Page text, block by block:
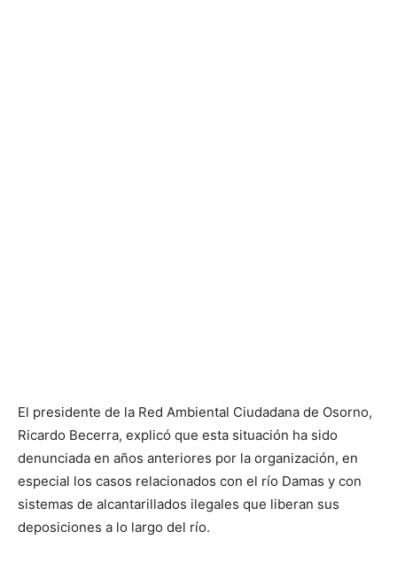
El presidente de la Red Ambiental Ciudadana de Osorno,
Ricardo Becerra, explicó que esta situación ha sido
denunciada en años anteriores por la organización, en
especial los casos relacionados con el río Damas y con
sistemas de alcantarillados ilegales que liberan sus
deposiciones a lo largo del río.